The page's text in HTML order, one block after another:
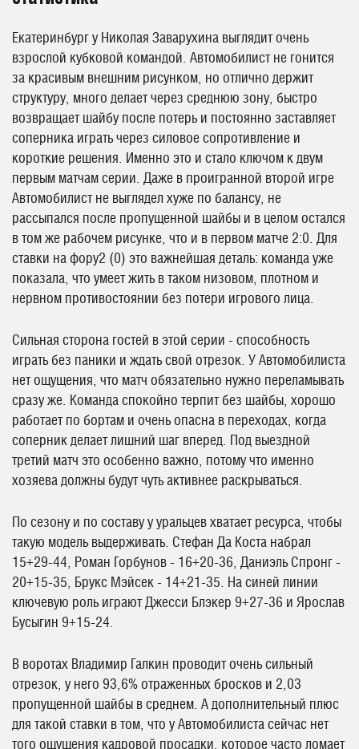
Екатеринбург у Николая Заварухина выглядит очень
взрослой кубковой командой. Автомобилист не гонится
за красивым внешним рисунком, но отлично держит
структуру, много делает через среднюю зону, быстро
возвращает шайбу после потерь и постоянно заставляет
соперника играть через силовое сопротивление и
короткие решения. Именно это и стало ключом к двум
первым матчам серии. Даже в проигранной второй игре
Автомобилист не выглядел хуже по балансу, не
рассыпался после пропущенной шайбы и в целом остался
в том же рабочем рисунке, что и в первом матче 2:0. Для
ставки на фору2 (0) это важнейшая деталь: команда уже
показала, что умеет жить в таком низовом, плотном и
нервном противостоянии без потери игрового лица.
Сильная сторона гостей в этой серии - способность
играть без паники и ждать свой отрезок. У Автомобилиста
нет ощущения, что матч обязательно нужно переламывать
сразу же. Команда спокойно терпит без шайбы, хорошо
работает по бортам и очень опасна в переходах, когда
соперник делает лишний шаг вперед. Под выездной
третий матч это особенно важно, потому что именно
хозяева должны будут чуть активнее раскрываться.
По сезону и по составу у уральцев хватает ресурса, чтобы
такую модель выдерживать. Стефан Да Коста набрал
15+29-44, Роман Горбунов - 16+20-36, Даниэль Спронг -
20+15-35, Брукс Мэйсек - 14+21-35. На синей линии
ключевую роль играют Джесси Блэкер 9+27-36 и Ярослав
Бусыгин 9+15-24.
В воротах Владимир Галкин проводит очень сильный
отрезок, у него 93,6% отраженных бросков и 2,03
пропущенной шайбы в среднем. А дополнительный плюс
для такой ставки в том, что у Автомобилиста сейчас нет
того ощущения кадровой просадки, которое часто ломает